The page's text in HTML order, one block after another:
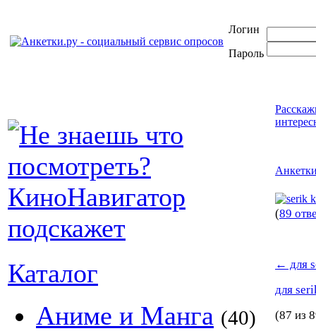
Логин
Пароль
Каталог
Аниме и Манга (40)
(89
← для
для
(87 из